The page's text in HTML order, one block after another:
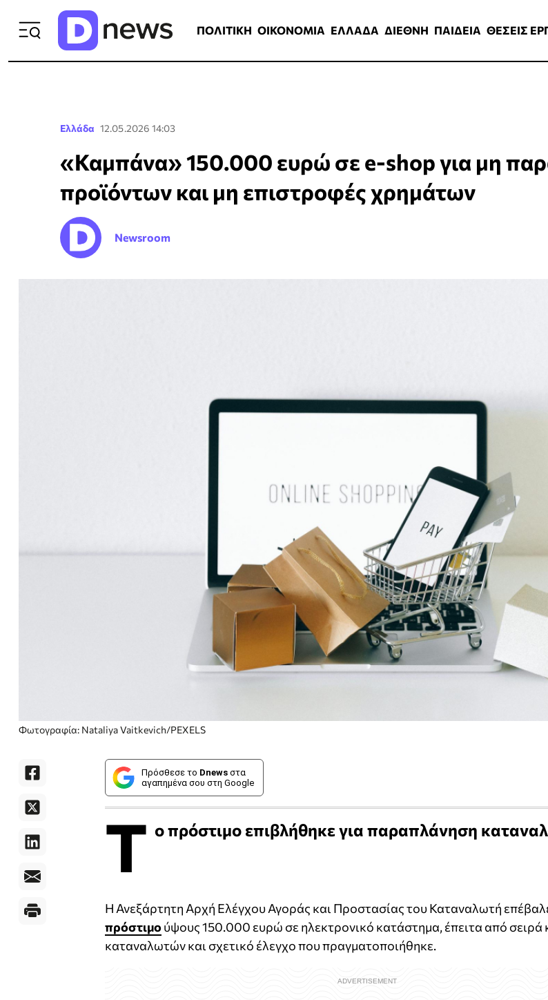
ΠΟΛΙΤΙΚΗ ΟΙΚΟΝΟΜΙΑ ΕΛΛΑΔΑ ΔΙΕΘΝΗ ΠΑΙΔΕΙΑ ΘΕΣΕΙΣ
Ελλάδα 12.05.2026 14:03
«Καμπάνα» 150.000 ευρώ σε e-shop για μη
προϊόντων και μη επιστροφές χρημάτων
Newsroom
Φωτογραφία: Nataliya Vaitkevich/PEXELS
Πρόσθεσε το Dnews στα
αγαπημένα σου στη Google
Τ ο πρόστιμο επιβλήθηκε για παραπλάνηση
Η Ανεξάρτητη Αρχή Ελέγχου Αγοράς και Προστασίας του Καταναλωτή
πρόστιμούψους 150.000 ευρώ σε ηλεκτρονικό κατάστημα, έπειτα από σειρά
καταναλωτών και σχετικό έλεγχο που πραγματοποιήθηκε.